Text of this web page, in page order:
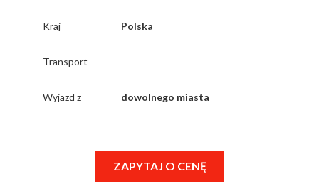
Kraj Polska
Transport
Wyjazd z dowolnego miasta
ZAPYTAJ O CENĘ